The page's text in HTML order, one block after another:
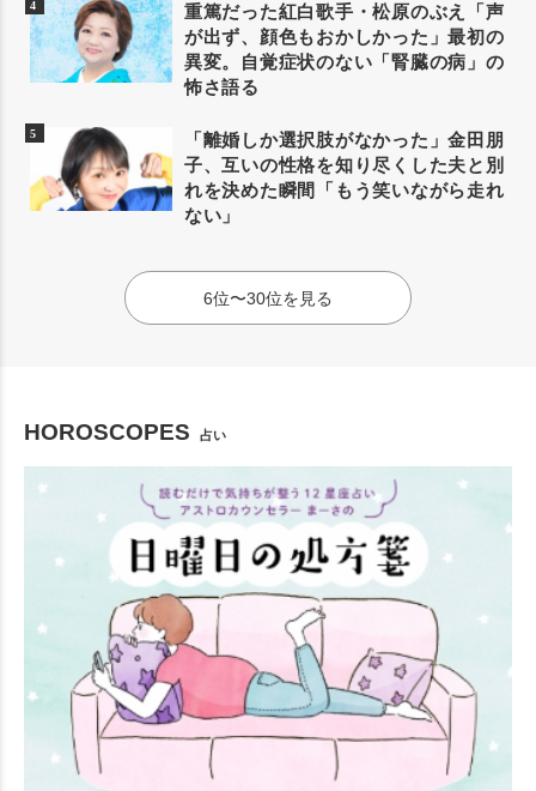
重篤だった紅白歌手・松原のぶえ「声
が出ず、顔色もおかしかった」最初の
異変。自覚症状のない「腎臓の病」の
怖さ語る
「離婚しか選択肢がなかった」金田朋
子、互いの性格を知り尽くした夫と別
れを決めた瞬間「もう笑いながら走れ
ない」
6位〜30位を見る
HOROSCOPES 占い